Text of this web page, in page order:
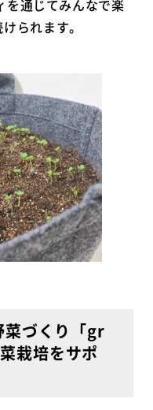
通じてみんなで楽
られます。
づくり「gr
栽培をサポ